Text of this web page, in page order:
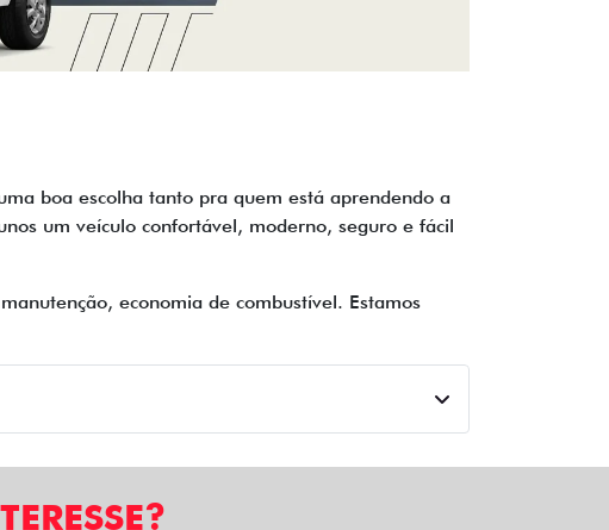
boa escolha tanto pra quem está aprendendo a
um veículo confortável, moderno, seguro e fácil
economia de combustível. Estamos